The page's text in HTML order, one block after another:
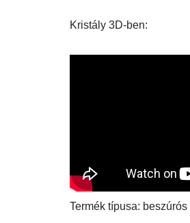
Kristály 3D-ben:
Termék típusa: